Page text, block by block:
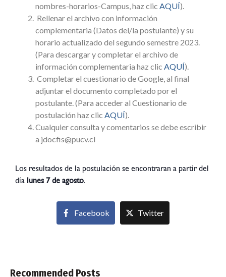
nombres-horarios-Campus, haz clic AQUÍ).
Rellenar el archivo con información
complementaria (Datos del/la postulante) y su
horario actualizado del segundo semestre 2023.
(Para descargar y completar el archivo de
información complementaria haz clic AQUÍ).
Completar el cuestionario de Google, al final
adjuntar el documento completado por el
postulante. (Para acceder al Cuestionario de
postulación haz clic AQUÍ).
Cualquier consulta y comentarios se debe escribir
a jdocfis@pucv.cl
Los resultados de la postulación se encontraran a partir del
día lunes 7 de agosto.
Facebook Twitter
Recommended Posts